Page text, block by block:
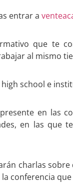
entrar a
que te
al mismo
school e
en las
en las que
charlas
conferencia